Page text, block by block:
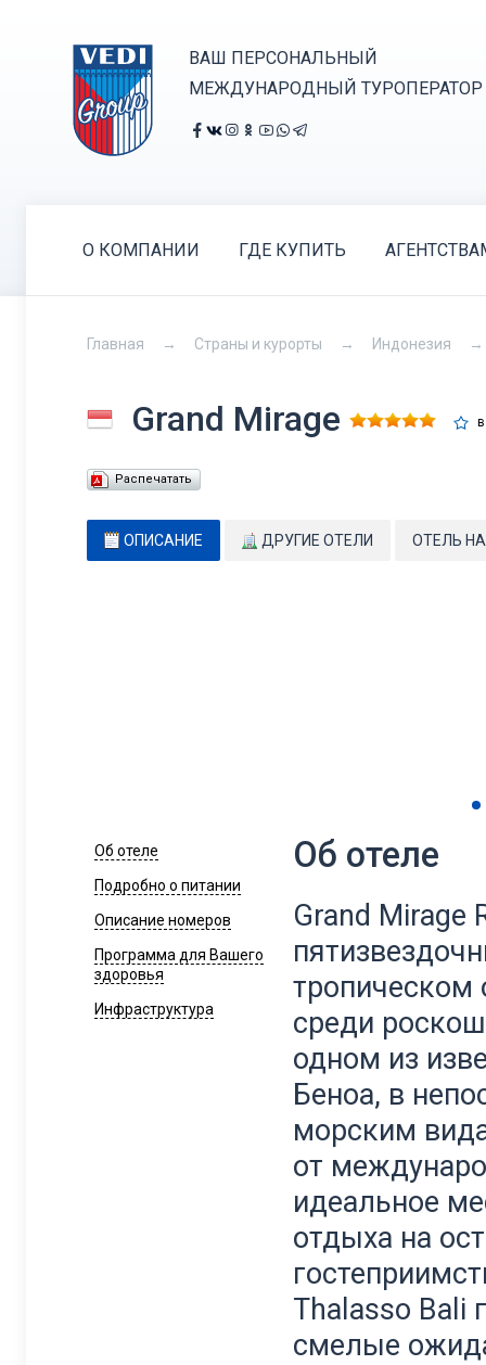
ВАШ ПЕРСОНАЛЬНЫЙ
МЕЖДУНАРОДНЫЙ ТУРОПЕРАТОР
О КОМПАНИИ ГДЕ КУПИТЬ
Главная Страны и курорты Индонезия
Grand Mirage
Распечатать
ОПИСАНИЕ ДРУГИЕ ОТЕЛИ ОТЕЛЬ
Об отеле
Подробно о питании
Описание номеров
Программа для Вашего
здоровья
Инфраструктура
Об отеле
Grand Mirage
тропическом
среди
одном из
Беноа, в
морским
от
идеальное
отдыха на
Thalasso Bali
смелые